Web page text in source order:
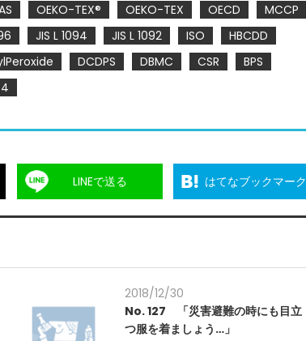
OEKO-TEX® OEKO-TEX OECD
MCCP
JIS L 1094 JIS L 1092 ISO
HBCDD
DCDPS DBMC CSR
BPS
LINEで送る はてなブックマーク
2018/12/30
No. 127 「災害避難の時にも目立
つ服を着ましょう…」